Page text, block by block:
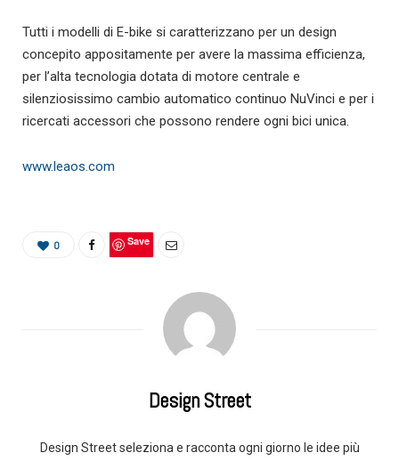
Tutti i modelli di E-bike si caratterizzano per un design
concepito appositamente per avere la massima efficienza,
per l’alta tecnologia dotata di motore centrale e
silenziosissimo cambio automatico continuo NuVinci e per i
ricercati accessori che possono rendere ogni bici unica.
www.leaos.com
0 Save
Design Street
Design Street seleziona e racconta ogni giorno le idee più